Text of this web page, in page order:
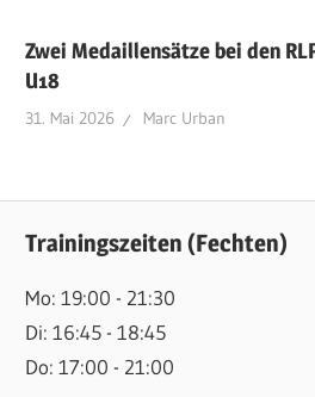
Zwei Medaillensätze bei den
U18
31. Mai 2026 Marc Urban
Trainingszeiten (Fechten)
Mo: 19:00 - 21:30
Di: 16:45 - 18:45
Do: 17:00 - 21:00